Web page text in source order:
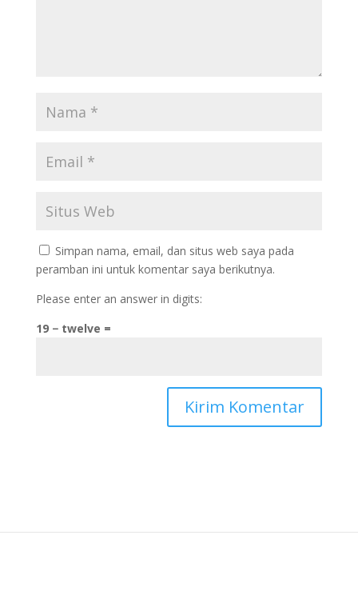
Simpan nama, email, dan situs web saya pada
peramban ini untuk komentar saya berikutnya.
Please enter an answer in digits:
19 − twelve =